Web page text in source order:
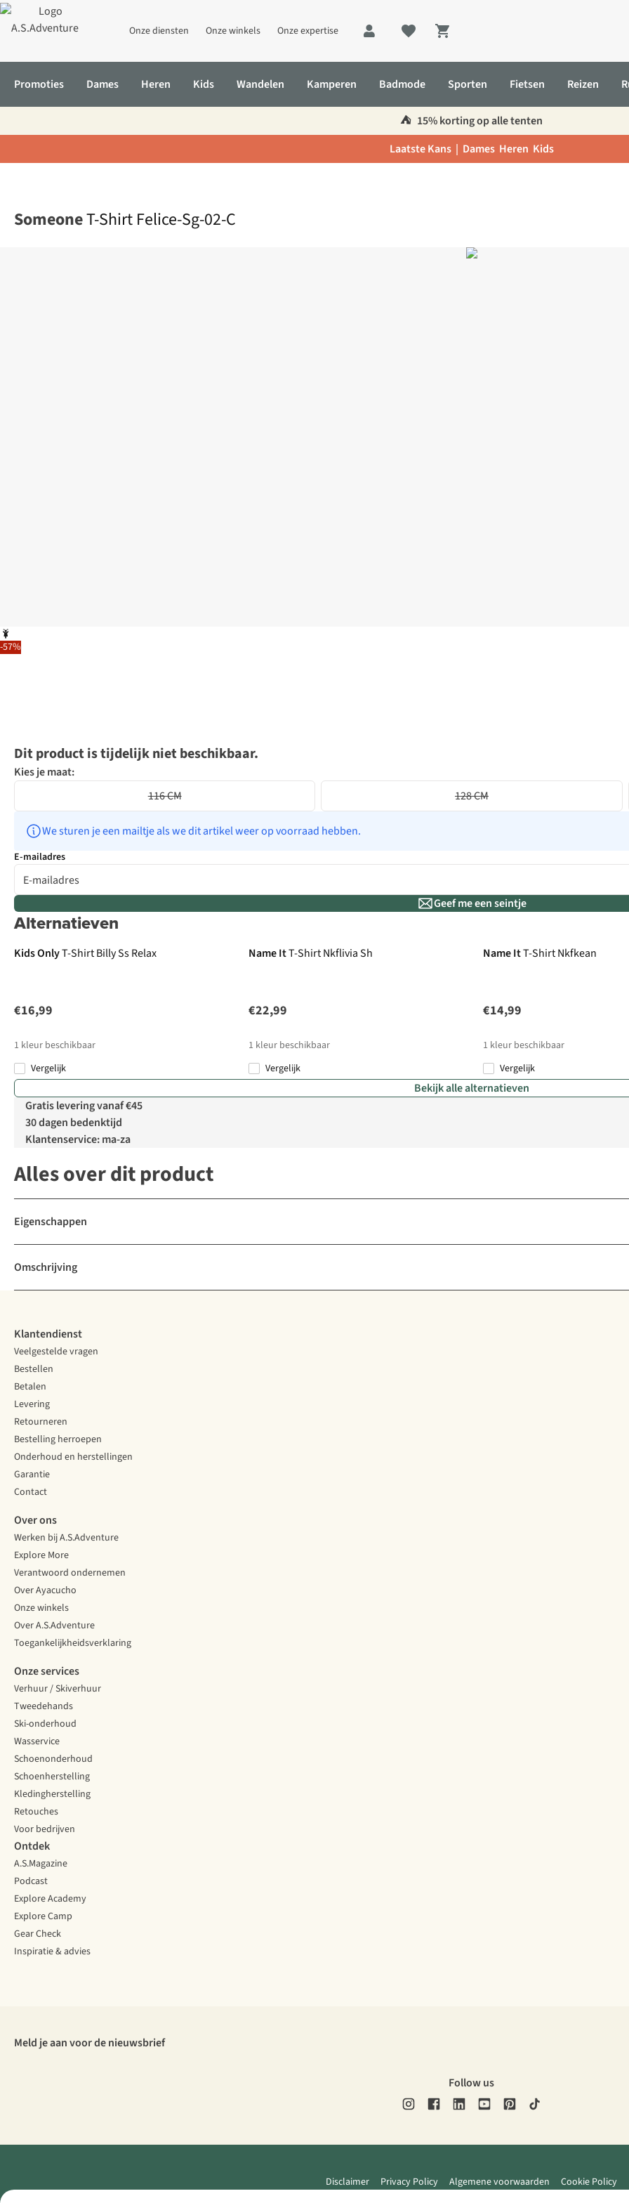
Onze diensten Onze winkels Onze expertise
Shopping cart
Promoties Dames Heren Kids Wandelen Kamperen Badmode Sporten Fietsen Reizen
⛺️ 15% korting op alle tenten
Laatste Kans | Dames Heren Kids
-57%
SomeoneT-Shirt Felice-Sg-02-C
Dit product is tijdelijk niet beschikbaar.
Kies je maat:
116 CM
128 CM
We sturen je een mailtje als we dit artikel weer op voorraad hebben.
E-mailadres
Geef me een seintje
Alternatieven
Kids OnlyT-Shirt Billy Ss Relax
€16,99
1 kleur beschikbaar
Vergelijk
Name ItT-Shirt Nkflivia Sh
€22,99
1 kleur beschikbaar
Vergelijk
Name ItT-Shirt Nkfkean
€14,99
1 kleur beschikbaar
Vergelijk
Bekijk alle alternatieven
Gratis levering vanaf €45
30 dagen bedenktijd
Klantenservice: ma-za
Alles over dit product
Eigenschappen
Omschrijving
Klantendienst
Veelgestelde vragen
Bestellen
Betalen
Levering
Retourneren
Bestelling herroepen
Onderhoud en herstellingen
Garantie
Contact
Over ons
Werken bij A.S.Adventure
Explore More
Verantwoord ondernemen
Over Ayacucho
Onze winkels
Over A.S.Adventure
Toegankelijkheidsverklaring
Onze services
Verhuur / Skiverhuur
Tweedehands
Ski-onderhoud
Wasservice
Schoenonderhoud
Schoenherstelling
Kledingherstelling
Retouches
Voor bedrijven
Ontdek
A.S.Magazine
Podcast
Explore Academy
Explore Camp
Gear Check
Inspiratie & advies
Meld je aan voor de nieuwsbrief
Follow us
Disclaimer Privacy Policy Algemene voorwaarden Cookie Policy